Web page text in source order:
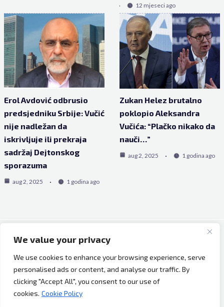
We value your privacy
We use cookies to enhance your browsing experience, serve
personalised ads or content, and analyse our traffic. By
clicking "Accept All", you consent to our use of
cookies. Cookie Policy
12 mjeseci ago
Erol Avdović odbrusio
predsjedniku Srbije: Vučić
nije nadležan da
iskrivljuje ili prekraja
sadržaj Dejtonskog
sporazuma
aug 2, 2025 1 godina ago
Zukan Helez brutalno
poklopio Aleksandra
Vučića: “Plačko nikako da
nauči…”
aug 2, 2025 1 godina ago
Copyright © 2026 Bh Dijaspora.
O nama
Marketing
Uslovi korištenja